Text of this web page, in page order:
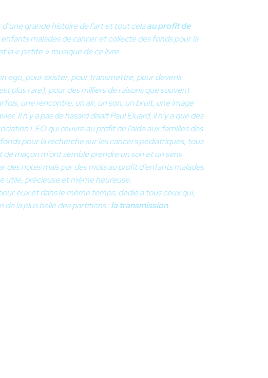
grande histoire de l’art et tout celaau profit de
malades de cancer et collecte des fonds pour la
la « petite » musique de ce livre.
ego, pour exister, pour transmettre, pour devenir
plus rare), pour des milliers de raisons que souvent
une rencontre, un air, un son, un bruit, une image
Il n’y a pas de hasard disait Paul Eluard, il n’y a que des
LEO qui œuvre au profit de l’aide aux familles des
pour la recherche sur les cancers pédiatriques, tous
maçon m’ont semblé prendre un son et un sens
notes mais par des mots au profit d’enfants malades
utile, précieuse et même heureuse.
eux et dans le même temps, dédié à tous ceux qui,
de la plus belle des partitions :la transmission.